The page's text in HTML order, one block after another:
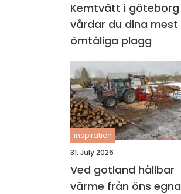
Kemtvätt i göteborg så
vårdar du dina mest
ömtåliga plagg
inspiration
31. July 2026
Ved gotland hållbar
värme från öns egna